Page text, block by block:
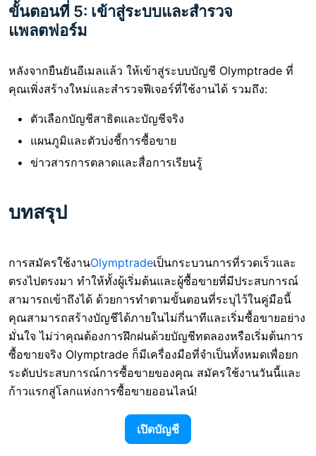
ขั้นตอนที่ 5: เข้าสู่ระบบและสำรวจ
แพลตฟอร์ม
หลังจากยืนยันอีเมลแล้ว ให้เข้าสู่ระบบบัญชี Olymptrade ที่
คุณเพิ่งสร้างใหม่และสำรวจฟีเจอร์ที่ใช้งานได้ รวมถึง:
ตัวเลือกบัญชีสาธิตและบัญชีจริง
แผนภูมิและตัวบ่งชี้การซื้อขาย
ข่าวสารการตลาดและสื่อการเรียนรู้
บทสรุป
การสมัครใช้งานOlymptradeเป็นกระบวนการที่รวดเร็วและ
ตรงไปตรงมา ทำให้ทั้งผู้เริ่มต้นและผู้ซื้อขายที่มีประสบการณ์
สามารถเข้าถึงได้ ด้วยการทำตามขั้นตอนที่ระบุไว้ในคู่มือนี้
คุณสามารถสร้างบัญชีได้ภายในไม่กี่นาทีและเริ่มซื้อขายอย่าง
มั่นใจ ไม่ว่าคุณต้องการฝึกฝนด้วยบัญชีทดลองหรือเริ่มต้นการ
ซื้อขายจริง Olymptrade ก็มีเครื่องมือที่จำเป็นทั้งหมดเพื่อยก
ระดับประสบการณ์การซื้อขายของคุณ สมัครใช้งานวันนี้และ
ก้าวแรกสู่โลกแห่งการซื้อขายออนไลน์!
เปิดบัญชี